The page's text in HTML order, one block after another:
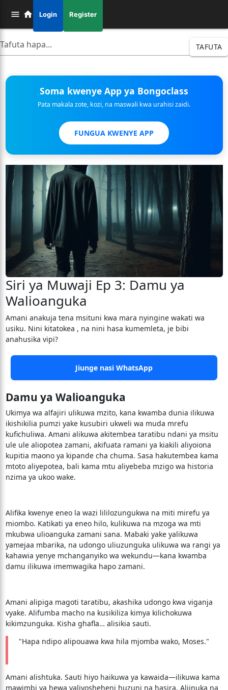
Login Register
TAFUTA
Soma kwenye App ya Bongoclass
Pata makala zote, kozi, na maswali kwa urahisi zaidi.
FUNGUA KWENYE APP
Siri ya Muwaji Ep 3: Damu ya
Walioanguka
Amani anakuja tena msituni kwa mara nyingine wakati wa
usiku. Nini kitatokea , na nini hasa kumemleta, je bibi
anahusika vipi?
Jiunge nasi WhatsApp
Damu ya Walioanguka
Ukimya wa alfajiri ulikuwa mzito, kana kwamba dunia ilikuwa
ikishikilia pumzi yake kusubiri ukweli wa muda mrefu
kufichuliwa. Amani alikuwa akitembea taratibu ndani ya msitu
ule ule aliopotea zamani, akifuata ramani ya kiakili aliyoiona
kupitia maono ya kipande cha chuma. Sasa hakutembea kama
mtoto aliyepotea, bali kama mtu aliyebeba mzigo wa historia
nzima ya ukoo wake.
Alifika kwenye eneo la wazi lililozungukwa na miti mirefu ya
miombo. Katikati ya eneo hilo, kulikuwa na mzoga wa mti
mkubwa ulioanguka zamani sana. Mabaki yake yalikuwa
yamejaa mbarika, na udongo uliuzunguka ulikuwa wa rangi ya
kahawia yenye mchanganyiko wa wekundu—kana kwamba
damu ilikuwa imemwagika hapo zamani.
Amani alipiga magoti taratibu, akashika udongo kwa viganja
vyake. Alifumba macho na kusikiliza kimya kilichokuwa
kikimzunguka. Kisha ghafla… alisikia sauti.
"Hapa ndipo alipouawa kwa hila mjomba wako, Moses."
Amani alishtuka. Sauti hiyo haikuwa ya kawaida—ilikuwa kama
mawimbi ya hewa yaliyosheheni huzuni na hasira. Aliinuka na